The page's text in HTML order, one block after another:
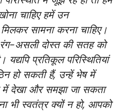
चाहिए हमें उन
मिलकर सामना करना चाहिए।
असली दोस्त की सतह को
प्रतिकूल परिस्थितियां
हो सकती हैं, उन्हें भेष में
में देखा और समझा जा सकता
भी स्वतंत्र क्यों न हो, आपको